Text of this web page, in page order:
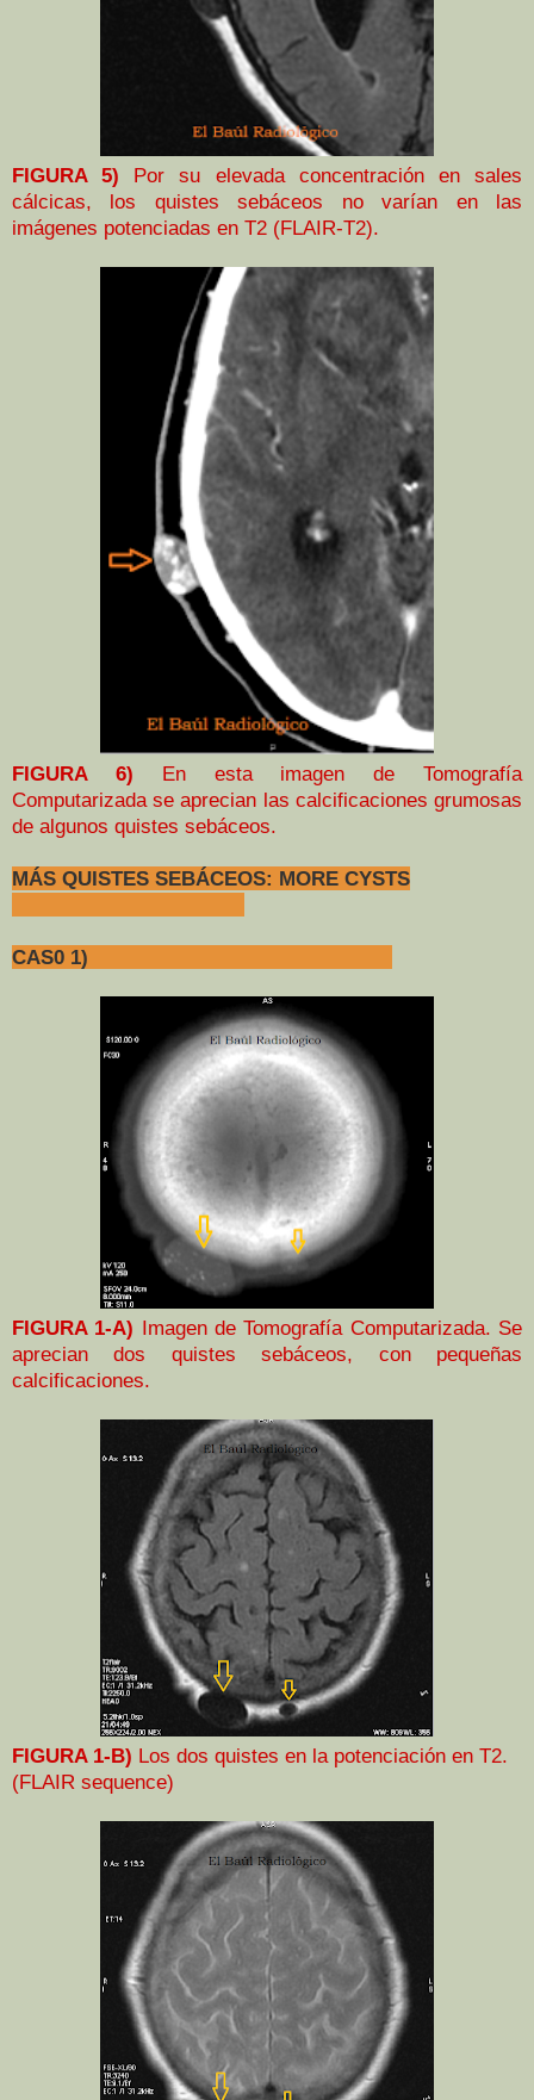
FIGURA 5) Por su elevada concentración en sales
cálcicas, los quistes sebáceos no varían en las
imágenes potenciadas en T2 (FLAIR-T2).
FIGURA 6) En esta imagen de Tomografía
Computarizada se aprecian las calcificaciones grumosas
de algunos quistes sebáceos.
MÁS QUISTES SEBÁCEOS: MORE CYSTS
CAS0 1)
FIGURA 1-A) Imagen de Tomografía Computarizada. Se
aprecian dos quistes sebáceos, con pequeñas
calcificaciones.
FIGURA 1-B) Los dos quistes en la potenciación en T2.
(FLAIR sequence)